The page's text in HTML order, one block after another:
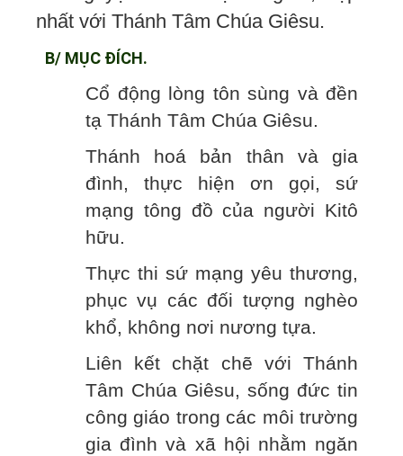
nhất với Thánh Tâm Chúa Giêsu.
B/ MỤC ĐÍCH.
Cổ động lòng tôn sùng và đền
tạ Thánh Tâm Chúa Giêsu.
Thánh hoá bản thân và gia
đình, thực hiện ơn gọi, sứ
mạng tông đồ của người Kitô
hữu.
Thực thi sứ mạng yêu thương,
phục vụ các đối tượng nghèo
khổ, không nơi nương tựa.
Liên kết chặt chẽ với Thánh
Tâm Chúa Giêsu, sống đức tin
công giáo trong các môi trường
gia đình và xã hội nhằm ngăn